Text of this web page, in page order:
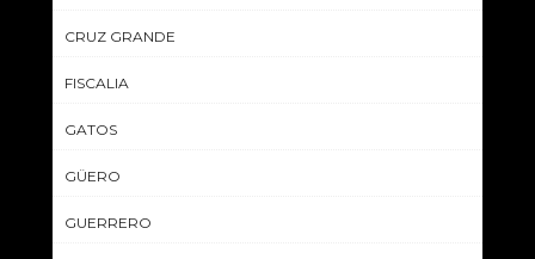
CRUZ GRANDE
FISCALIA
GATOS
GÜERO
GUERRERO